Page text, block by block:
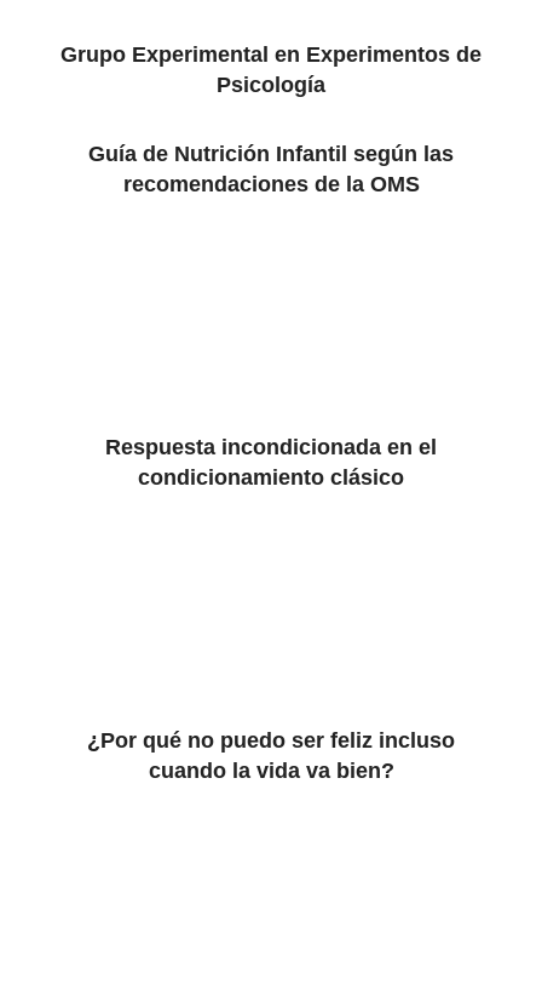
Grupo Experimental en Experimentos de
Psicología
Guía de Nutrición Infantil según las
recomendaciones de la OMS
Respuesta incondicionada en el
condicionamiento clásico
¿Por qué no puedo ser feliz incluso
cuando la vida va bien?